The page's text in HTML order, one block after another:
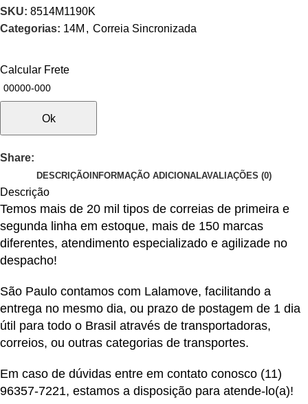
SKU: 8514M1190K
Categorias: 14M , Correia Sincronizada
Calcular Frete
Ok
Share:
DESCRIÇÃO INFORMAÇÃO ADICIONALAVALIAÇÕES (0)
Descrição
Temos mais de 20 mil tipos de correias de primeira e
segunda linha em estoque, mais de 150 marcas
diferentes, atendimento especializado e agilizade no
despacho!
São Paulo contamos com Lalamove, facilitando a
entrega no mesmo dia, ou prazo de postagem de 1 dia
útil para todo o Brasil através de transportadoras,
correios, ou outras categorias de transportes.
Em caso de dúvidas entre em contato conosco (11)
96357-7221, estamos a disposição para atende-lo(a)!